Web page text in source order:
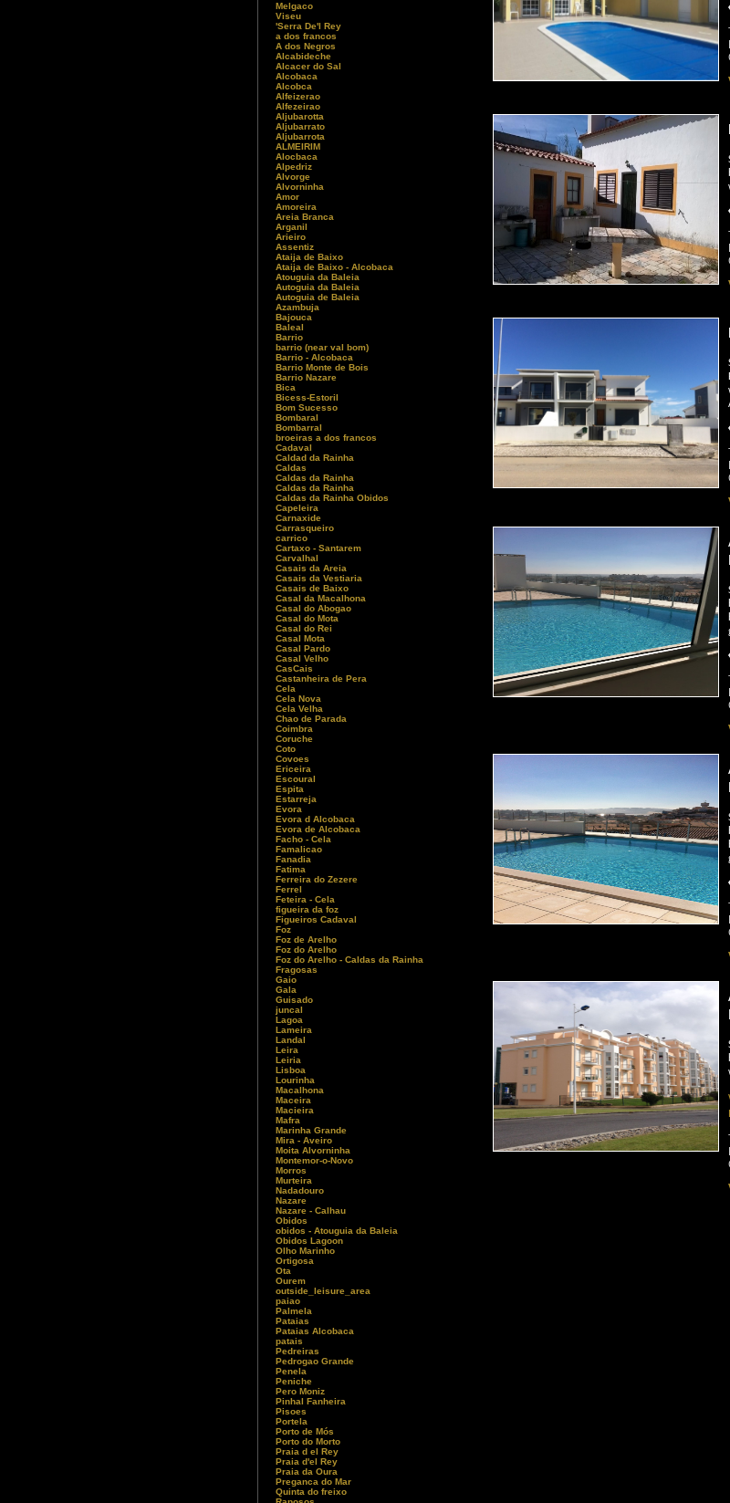
Melgaco
Viseu
'Serra De'l Rey
a dos francos
A dos Negros
Alcabideche
Alcacer do Sal
Alcobaca
Alcobca
Alfeizerao
Alfezeirao
Aljubarotta
Aljubarrato
Aljubarrota
ALMEIRIM
Alocbaca
Alpedriz
Alvorge
Alvorninha
Amor
Amoreira
Areia Branca
Arganil
Arieiro
Assentiz
Ataija de Baixo
Ataija de Baixo - Alcobaca
Atouguia da Baleia
Autoguia da Baleia
Autoguia de Baleia
Azambuja
Bajouca
Baleal
Barrio
barrio (near val bom)
Barrio - Alcobaca
Barrio Monte de Bois
Barrio Nazare
Bica
Bicess-Estoril
Bom Sucesso
Bombaral
Bombarral
broeiras a dos francos
Cadaval
Caldad da Rainha
Caldas
Caldas da Rainha
Caldas da Rainha
Caldas da Rainha Obidos
Capeleira
Carnaxide
Carrasqueiro
carrico
Cartaxo - Santarem
Carvalhal
Casais da Areia
Casais da Vestiaria
Casais de Baixo
Casal da Macalhona
Casal do Abogao
Casal do Mota
Casal do Rei
Casal Mota
Casal Pardo
Casal Velho
CasCais
Castanheira de Pera
Cela
Cela Nova
Cela Velha
Chao de Parada
Coimbra
Coruche
Coto
Covoes
Ericeira
Escoural
Espita
Estarreja
Evora
Evora d Alcobaca
Evora de Alcobaca
Facho - Cela
Famalicao
Fanadia
Fatima
Ferreira do Zezere
Ferrel
Feteira - Cela
figueira da foz
Figueiros Cadaval
Foz
Foz de Arelho
Foz do Arelho
Foz do Arelho - Caldas da Rainha
Fragosas
Gaio
Gala
Guisado
juncal
Lagoa
Lameira
Landal
Leira
Leiria
Lisboa
Lourinha
Macalhona
Maceira
Macieira
Mafra
Marinha Grande
Mira - Aveiro
Moita Alvorninha
Montemor-o-Novo
Morros
Murteira
Nadadouro
Nazare
Nazare - Calhau
Obidos
obidos - Atouguia da Baleia
Obidos Lagoon
Olho Marinho
Ortigosa
Ota
Ourem
outside_leisure_area
paiao
Palmela
Pataias
Pataias Alcobaca
patais
Pedreiras
Pedrogao Grande
Penela
Peniche
Pero Moniz
Pinhal Fanheira
Pisoes
Portela
Porto de Mós
Porto do Morto
Praia d el Rey
Praia d'el Rey
Praia da Oura
Preganca do Mar
Quinta do freixo